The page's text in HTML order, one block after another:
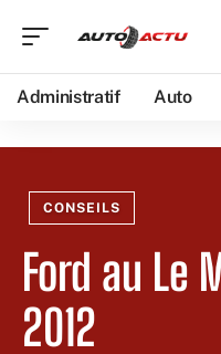
Administratif Auto
CONSEILS
Ford au Le
2012